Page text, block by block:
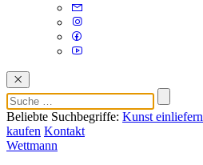
Beliebte Suchbegriffe: Kunst einliefern
kaufen Kontakt
Wettmann